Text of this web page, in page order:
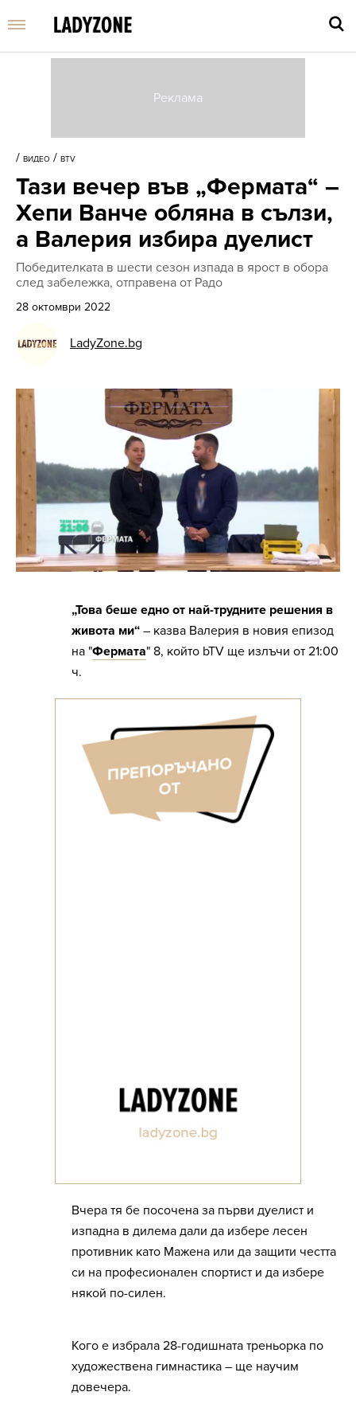
и
Enter
/ ВИДЕО / BTV
Тази вечер във „Фермата“ –
Хепи Ванче обляна в сълзи,
а Валерия избира дуелист
Победителката в шести сезон изпада в ярост в обора
след забележка, отправена от Радо
28 октомври 2022
LadyZone.bg
„Това беше едно от най-трудните решения в
живота ми“ – казва Валерия в новия епизод
на "Фермата" 8, който bTV ще излъчи от 21:00
ч.
Вчера тя бе посочена за първи дуелист и
изпадна в дилема дали да избере лесен
противник като Мажена или да защити честта
си на професионален спортист и да избере
някой по-силен.
Кого е избрала 28-годишната треньорка по
художествена гимнастика – ще научим
довечера.